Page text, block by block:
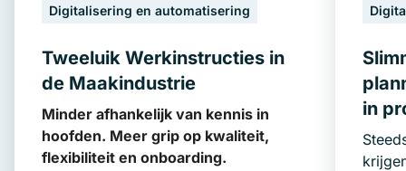
Digitalisering en automatisering
Tweeluik Werkinstructies in
de Maakindustrie
Minder afhankelijk van kennis in
hoofden. Meer grip op kwaliteit,
flexibiliteit en onboarding.
in